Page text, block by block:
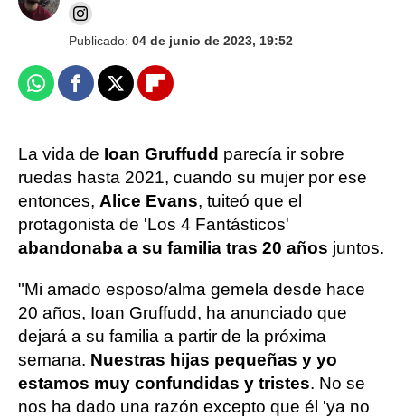
Publicado: 04 de junio de 2023, 19:52
WhatsappFacebook
X Flipboard
La vida de Ioan Gruffudd parecía ir sobre
ruedas hasta 2021, cuando su mujer por ese
entonces, Alice Evans, tuiteó que el
protagonista de 'Los 4 Fantásticos'
abandonaba a su familia tras 20 años juntos.
"Mi amado esposo/alma gemela desde hace
20 años, Ioan Gruffudd, ha anunciado que
dejará a su familia a partir de la próxima
semana. Nuestras hijas pequeñas y yo
estamos muy confundidas y tristes. No se
nos ha dado una razón excepto que él 'ya no